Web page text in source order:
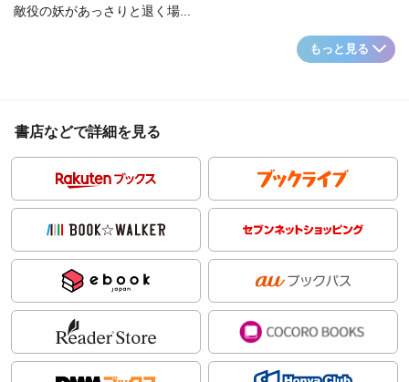
敵役の妖があっさりと退く場...
もっと見る
書店などで詳細を見る